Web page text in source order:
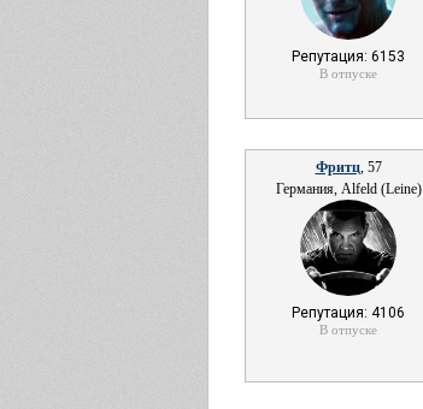
Репутация: 6153
В отпуске
Фритц, 57
Германия, Alfeld (Leine)
Репутация: 4106
В отпуске